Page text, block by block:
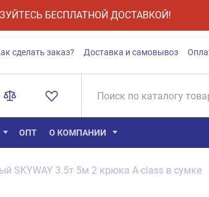
БЕСПЛАТНОЙ ДОСТАВКОЙ!
сделать заказ? Доставка и самовывоз
ОПТ О КОМПАНИИ
SKYWAY 3.5т 5м 2 крюка A-class в сумке